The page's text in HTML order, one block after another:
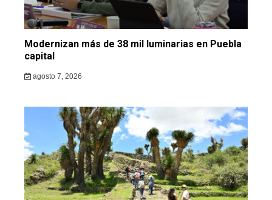
Modernizan más de 38 mil luminarias en Puebla
capital
agosto 7, 2026